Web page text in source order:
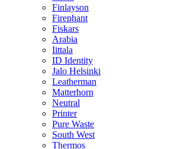
Finlayson
Firephant
Fiskars
Arabia
Iittala
ID Identity
Jalo Helsinki
Leatherman
Matterhorn
Neutral
Printer
Pure Waste
South West
Thermos